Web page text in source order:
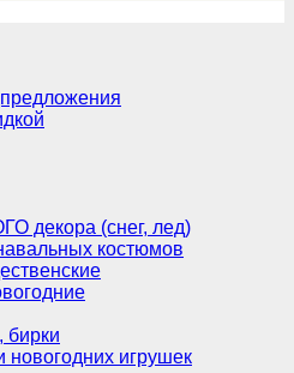
декора (снег, лед)
костюмов
бирки
новогодних игрушек